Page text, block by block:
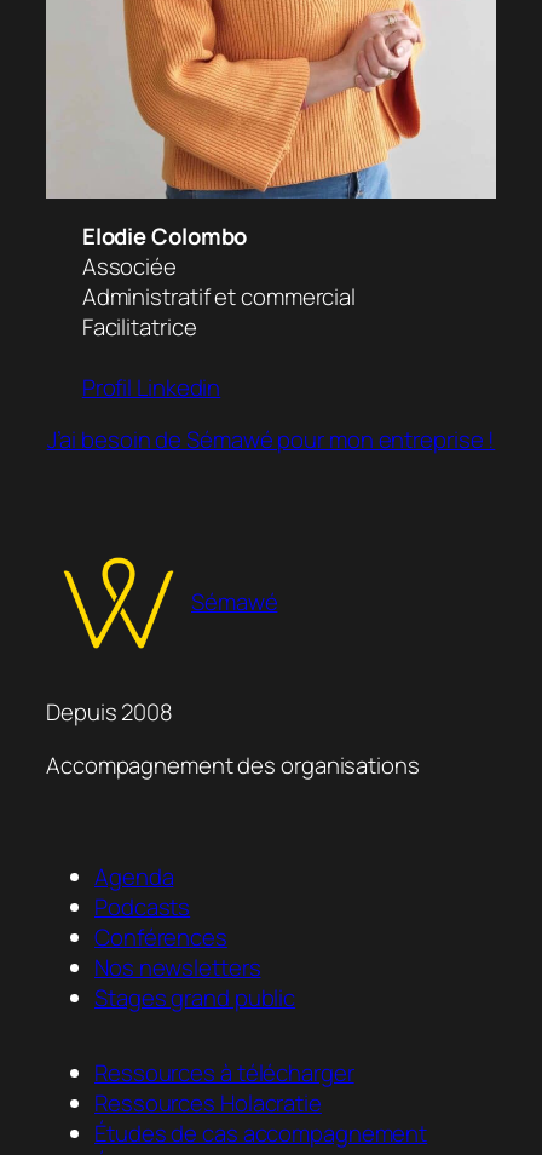
Elodie Colombo
Associée
Administratif et commercial
Facilitatrice
Profil Linkedin
J’ai besoin de Sémawé pour mon entreprise !
Sémawé
Depuis 2008
Accompagnement des organisations
Agenda
Podcasts
Conférences
Nos newsletters
Stages grand public
Ressources à télécharger
Ressources Holacratie
Études de cas accompagnement